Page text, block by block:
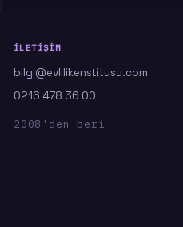
İLETIŞIM
bilgi@evlilikenstitusu.com
0216 478 36 00
2008'den beri